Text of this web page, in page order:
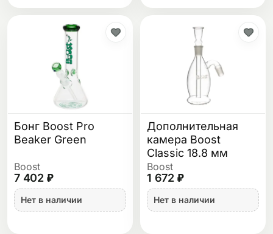
Бонг Boost Pro
Beaker Green
Boost
7 402 ₽
Нет в наличии
Дополнительная
камера Boost
Classic 18.8 мм
Boost
1 672 ₽
Нет в наличии